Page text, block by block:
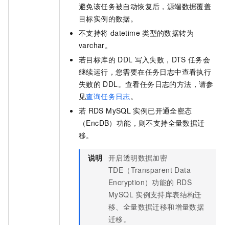
避免该任务被自动恢复后，源端数据覆盖
目标实例的数据。
不支持将 datetime 类型的数据转为
varchar。
若目标库的 DDL 写入失败，DTS 任务会
继续运行，您需要在任务日志中查看执行
失败的 DDL。查看任务日志的方法，请参
见查询任务日志。
若 RDS MySQL 实例已开通全密态
（EncDB）功能，则不支持全量数据迁
移。
说明 开启透明数据加密
TDE（Transparent Data
Encryption）功能的 RDS
MySQL 实例支持库表结构迁
移、全量数据迁移和增量数据
迁移。